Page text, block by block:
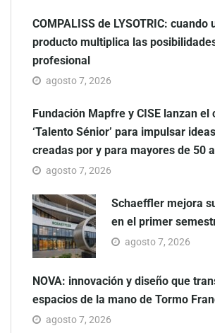
COMPALISS de LYSOTRIC: cuando
producto multiplica las
profesional
agosto 7, 2026
Fundación Mapfre y CISE lanzan el
‘Talento Sénior’ para impulsar
creadas por y para mayores de 50
agosto 7, 2026
Schaeffler mejora
en el primer
agosto 7, 2026
NOVA: innovación y diseño que
espacios de la mano de Tormo
agosto 7, 2026